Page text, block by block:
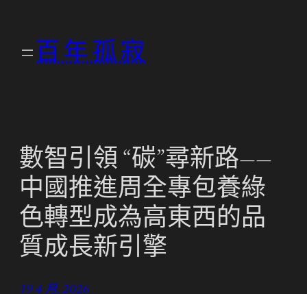
百年孤寂
數智引領 “碳”尋新路——
中國推進周全專包養綠
色轉型成為高東西的品
質成長新引擎
19 4 月, 2026